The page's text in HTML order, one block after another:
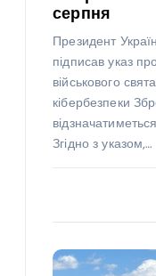
серпня
Президент
підписав указ
військового
кібербезпеки
Згідно з указом,…